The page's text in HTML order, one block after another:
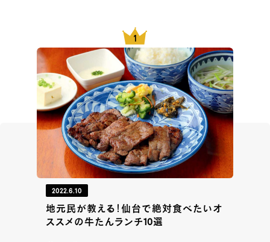
2022.6.10
地元民が教える！仙台で絶対食べたいオ
ススメの牛たんランチ10選